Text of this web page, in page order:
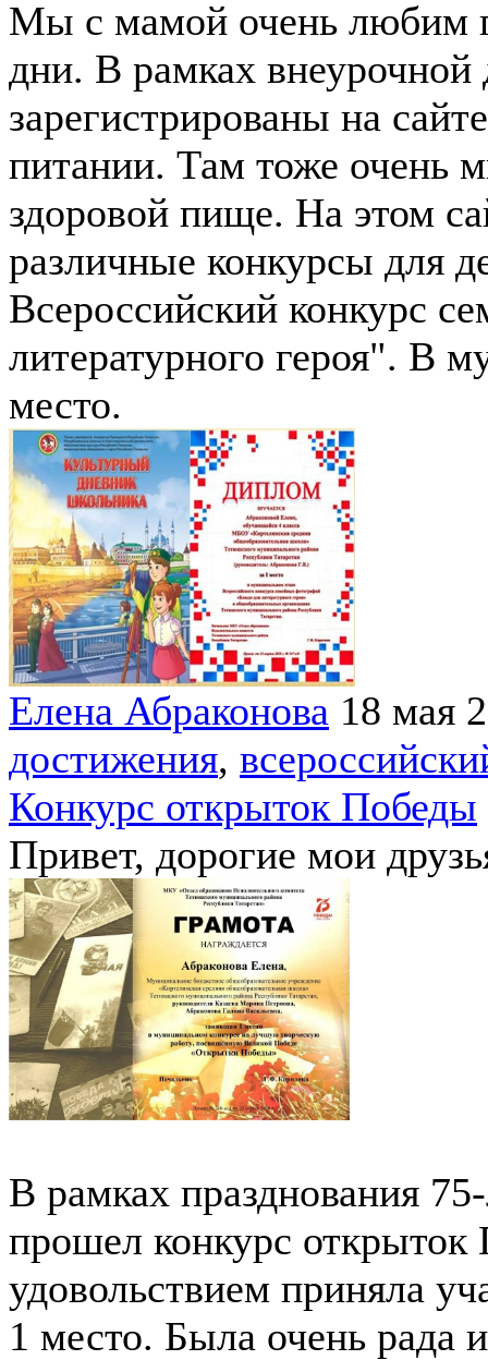
Мы с мамой очень любим
дни. В рамках внеурочной
зарегистрированы на
питании. Там тоже очень
здоровой пище. На этом
различные конкурсы для
Всероссийский конкурс
литературного героя". В
место.
Елена Абраконова 18 мая
достижения,
Конкурс открыток Победы
Привет, дорогие мои
В рамках празднования
прошел конкурс
удовольствием приняла
1 место. Была очень рада